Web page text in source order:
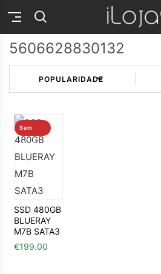
5606628830132
Sem
stock
SSD 480GB
BLUERAY
M7B SATA3
€199.00